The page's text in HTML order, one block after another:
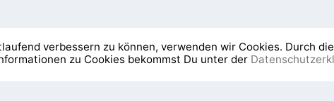
Newsletter Was ist NEOeso? Die 5 Elemente
verbessern zu können, verwenden wir Cookies. Durch
zu Cookies bekommst Du unter der